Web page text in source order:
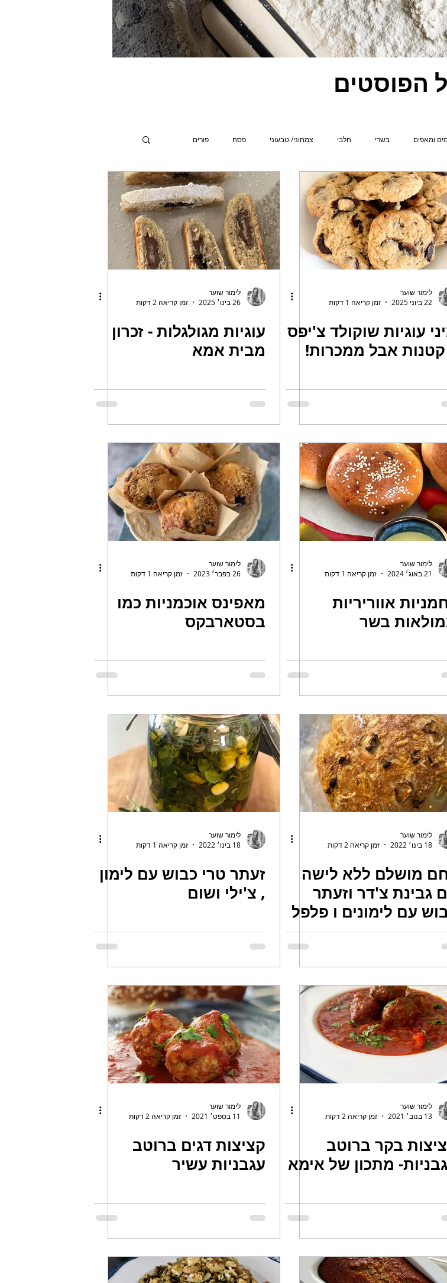
הפוסטים
ומאפים בשרי חלבי צמחוני/ טבעוני פסח פורים
שוקולד בחושות פרווה
לימור שוער
22 ביוני 2025
זמן קריאה 1 דקות
עוגיות שוקולד צ'יפס
אבל ממכרות!
לימור שוער
26 בינו׳ 2025
זמן קריאה 2 דקות
עוגיות מגולגלות - זכרון
מבית אמא
לימור שוער
21 באוג׳ 2024
זמן קריאה 1 דקות
אווריריות
בשר
לימור שוער
26 בפבר׳ 2023
זמן קריאה 1 דקות
מאפינס אוכמניות כמו
בסטארבקס
לימור שוער
18 בינו׳ 2022
זמן קריאה 2 דקות
מושלם ללא לישה
גבינת צ'דר וזעתר
עם לימונים ו פלפל
לימור שוער
18 בינו׳ 2022
זמן קריאה 1 דקות
זעתר טרי כבוש עם לימון
, צ'ילי ושום
לימור שוער
13 בנוב׳ 2021
זמן קריאה 2 דקות
בקר ברוטב
מתכון של אימא
לימור שוער
11 בספט׳ 2021
זמן קריאה 2 דקות
קציצות דגים ברוטב
עגבניות עשיר